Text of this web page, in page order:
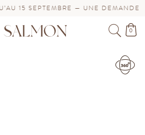
— UNE DEMANDE DE BIJOU
0